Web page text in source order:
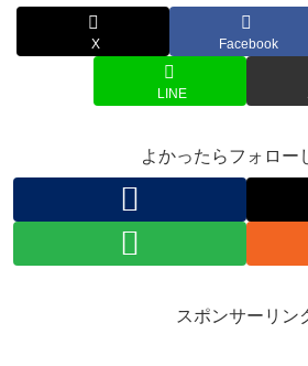
X Facebook
LINE
よかったらフォロー
スポンサーリン